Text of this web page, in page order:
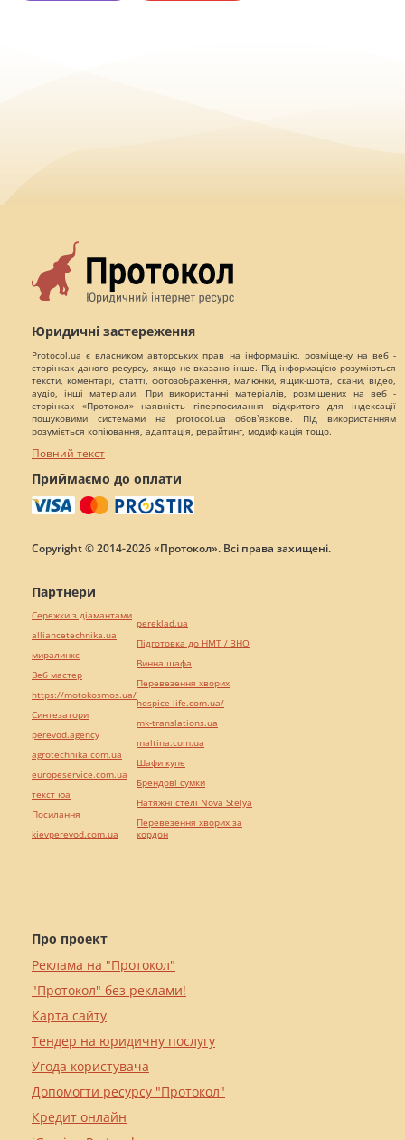
Юридичні застереження
Protocol.ua є власником авторських прав на інформацію, розміщену на веб -
сторінках даного ресурсу, якщо не вказано інше. Під інформацією розуміються
тексти, коментарі, статті, фотозображення, малюнки, ящик-шота, скани, відео,
аудіо, інші матеріали. При використанні матеріалів, розміщених на веб -
сторінках «Протокол» наявність гіперпосилання відкритого для індексації
пошуковими системами на protocol.ua обов`язкове. Під використанням
розуміється копіювання, адаптація, рерайтинг, модифікація тощо.
Повний текст
Приймаємо до оплати
Copyright © 2014-2026 «Протокол». Всі права захищені.
Про проект
Реклама на "Протокол"
"Протокол" без реклами!
Карта сайту
Тендер на юридичну послугу
Угода користувача
Допомогти ресурсу "Протокол"
Кредит онлайн
Партнери
Сережки з діамантами
alliancetechnika.ua
миралинкс
Веб мастер
https://motokosmos.ua/
Синтезатори
perevod.agency
agrotechnika.com.ua
europeservice.com.ua
текст юа
Посилання
kievperevod.com.ua
pereklad.ua
Підготовка до НМТ / ЗНО
Винна шафа
Перевезення хворих
hospice-life.com.ua/
mk-translations.ua
maltina.com.ua
Шафи купе
Брендові сумки
Натяжні стелі Nova Stelya
Перевезення хворих за
кордон